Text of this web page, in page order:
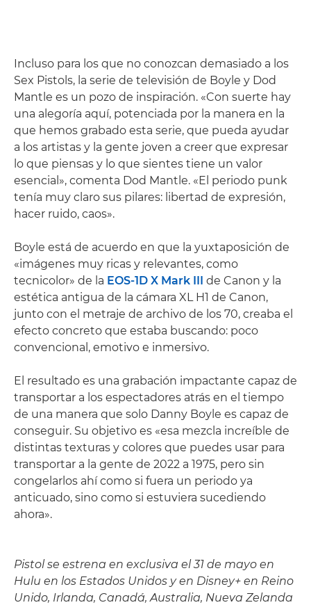
Incluso para los que no conozcan demasiado a los
Sex Pistols, la serie de televisión de Boyle y Dod
Mantle es un pozo de inspiración. «Con suerte hay
una alegoría aquí, potenciada por la manera en la
que hemos grabado esta serie, que pueda ayudar
a los artistas y la gente joven a creer que expresar
lo que piensas y lo que sientes tiene un valor
esencial», comenta Dod Mantle. «El periodo punk
tenía muy claro sus pilares: libertad de expresión,
hacer ruido, caos».
Boyle está de acuerdo en que la yuxtaposición de
«imágenes muy ricas y relevantes, como
tecnicolor» de la EOS-1D X Mark III de Canon y la
estética antigua de la cámara XL H1 de Canon,
junto con el metraje de archivo de los 70, creaba el
efecto concreto que estaba buscando: poco
convencional, emotivo e inmersivo.
El resultado es una grabación impactante capaz de
transportar a los espectadores atrás en el tiempo
de una manera que solo Danny Boyle es capaz de
conseguir. Su objetivo es «esa mezcla increíble de
distintas texturas y colores que puedes usar para
transportar a la gente de 2022 a 1975, pero sin
congelarlos ahí como si fuera un periodo ya
anticuado, sino como si estuviera sucediendo
ahora».
Pistol se estrena en exclusiva el 31 de mayo en
Hulu en los Estados Unidos y en Disney+ en Reino
Unido, Irlanda, Canadá, Australia, Nueva Zelanda